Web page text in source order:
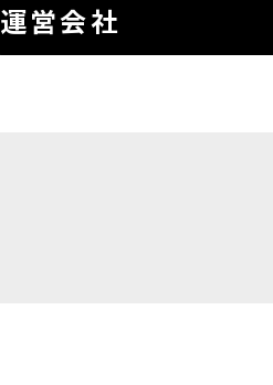
運営会社